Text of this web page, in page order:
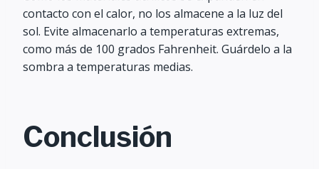
contacto con el calor, no los almacene a la luz del
sol. Evite almacenarlo a temperaturas extremas,
como más de 100 grados Fahrenheit. Guárdelo a la
sombra a temperaturas medias.
Conclusión